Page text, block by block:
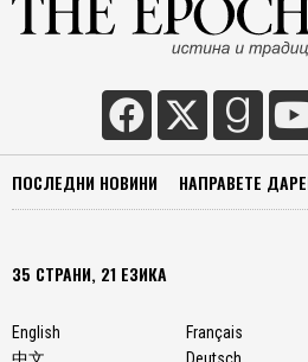
ПОСЛЕДНИ НОВИНИ НАПРАВЕТЕ
35 СТРАНИ, 21 ЕЗИКА
English
Français